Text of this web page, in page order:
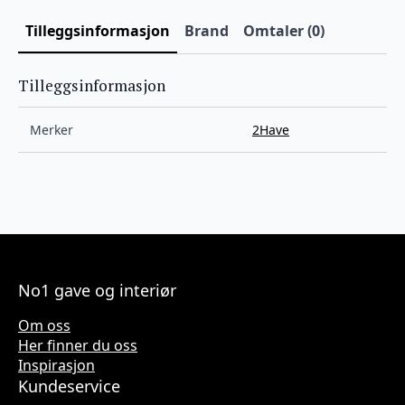
Tilleggsinformasjon Brand Omtaler (0)
Tilleggsinformasjon
Merker 2Have
No1 gave og interiør
Om oss
Her finner du oss
Inspirasjon
Kundeservice